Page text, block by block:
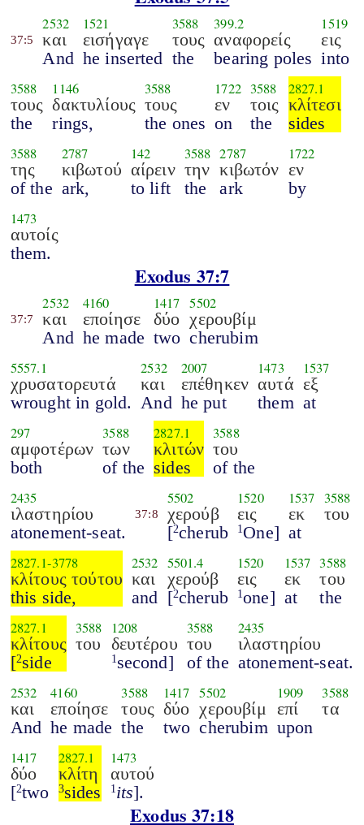
37:5
2532
και
And
1521
εισήγαγε
he inserted
3588
τους
the
399.2
αναφορείς
bearing poles
1519
εις
into
3588
τους
the
1146
δακτυλίους
rings,
3588
τους
the ones
1722
εν
on
3588
τοις
the
2827.1
κλίτεσι
sides
3588
της
of the
2787
κιβωτού
ark,
142
αίρειν
to lift
3588
την
the
2787
κιβωτόν
ark
1722
εν
by
1473
αυτοίς
them.
Exodus 37:7
37:7
2532
και
And
4160
εποίησε
he made
1417
δύο
two
5502
χερουβίμ
cherubim
5557.1
χρυσατορευτά
wrought in gold.
2532
και
And
2007
επέθηκεν
he put
1473
αυτά
them
1537
εξ
at
297
αμφοτέρων
both
3588
των
of the
2827.1
κλιτών
sides
3588
του
of the
2435
ιλαστηρίου
atonement-seat.
37:8
5502
χερούβ
[2cherub
1520
εις
1 One]
1537
εκ
at
3588
του
2827.1-3778
κλίτους τούτου
this side,
2532
και
and
5501.4
χερούβ
[2cherub
1520
εις
1 one]
1537
εκ
at
3588
του
the
2827.1
κλίτους
[2side
3588
του
1208
δευτέρου
1 second]
3588
του
of the
2435
ιλαστηρίου
atonement-seat.
2532
και
And
4160
εποίησε
he made
3588
τους
the
1417
δύο
two
5502
χερουβίμ
cherubim
1909
επί
upon
3588
τα
1417
δύο
[2two
2827.1
κλίτη
3sides
1473
αυτού
1 its].
Exodus 37:18